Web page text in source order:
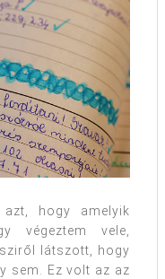
hogy amelyik
végeztem vele,
látszott, hogy
sem. Ez volt az az